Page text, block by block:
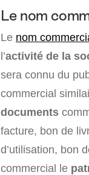
Le nom
Le nom
l’activité de la
sera connu du
commercial
documents
facture, bon de
d’utilisation, bon
commercial le